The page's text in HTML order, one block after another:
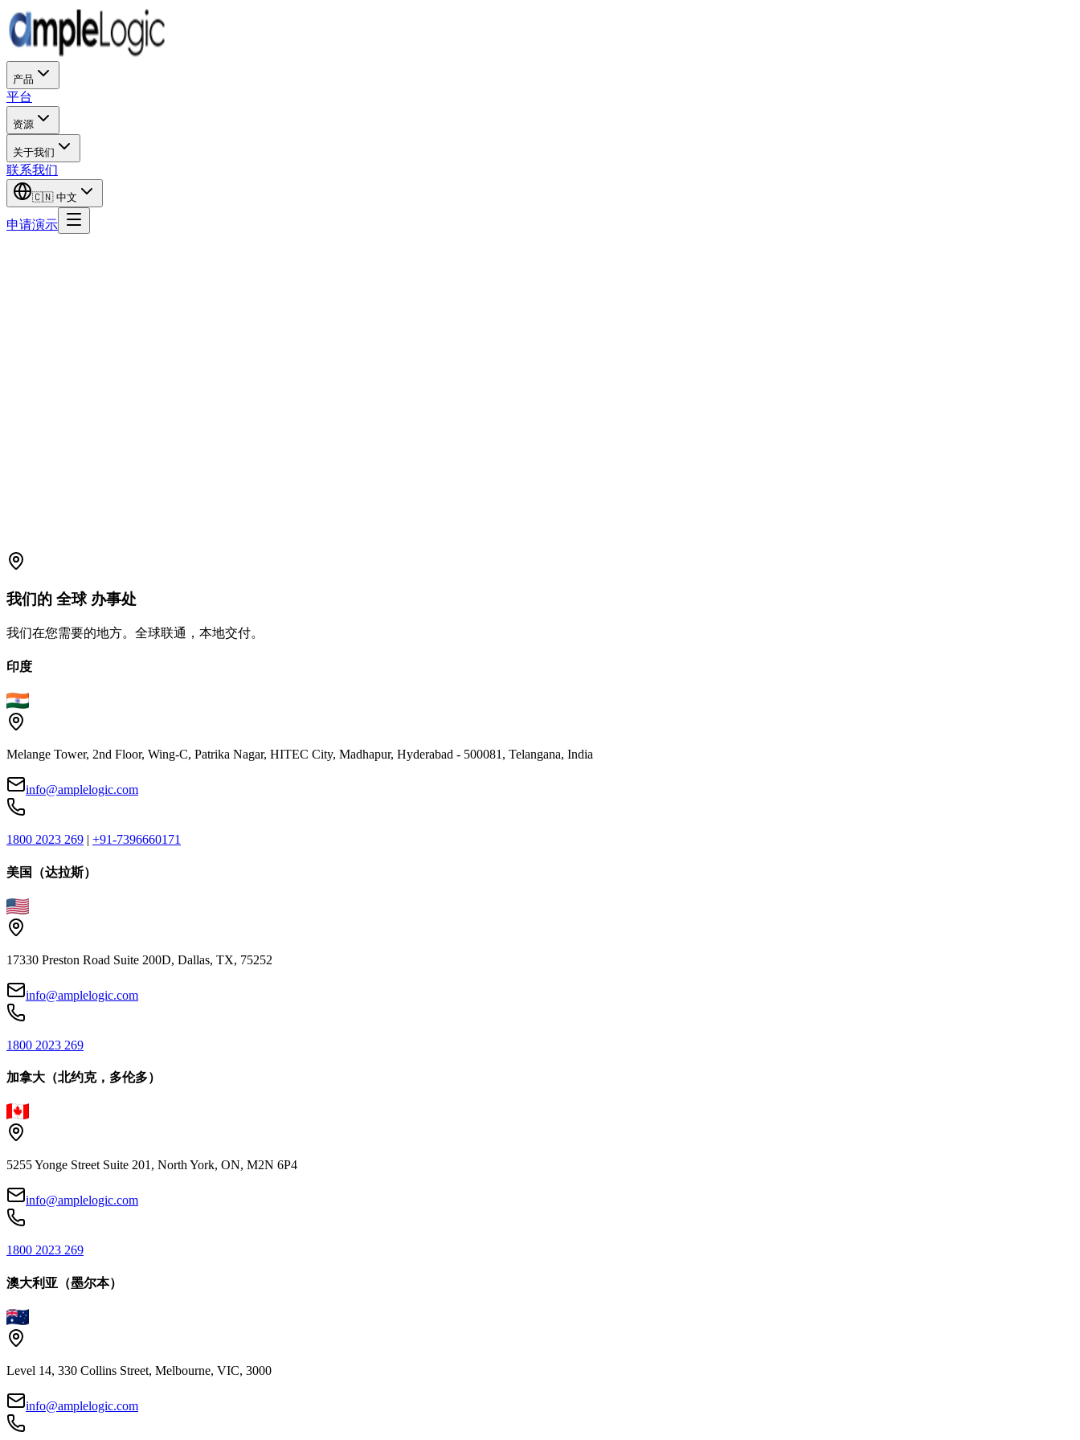
产品
平台
资源
关于我们
联系我们
🇨🇳 中文
申请演示
我们的 全球办事处
我们在您需要的地方。全球联通，本地交付。
印度
Melange Tower, 2nd Floor, Wing-C, Patrika Nagar, HITEC City, Madhapur, Hyderabad - 500081, Telangana, India
info@amplelogic.com
1800 2023 269 | +91-7396660171
美国（达拉斯）
17330 Preston Road Suite 200D, Dallas, TX, 75252
info@amplelogic.com
1800 2023 269
加拿大（北约克，多伦多）
5255 Yonge Street Suite 201, North York, ON, M2N 6P4
info@amplelogic.com
1800 2023 269
澳大利亚（墨尔本）
Level 14, 330 Collins Street, Melbourne, VIC, 3000
info@amplelogic.com